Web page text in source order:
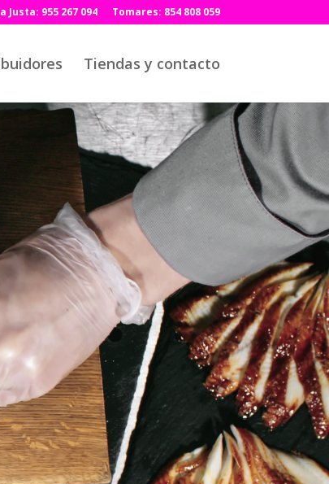
Justa: 955 267 094 Tomares: 854 808 059
Tiendas y contacto